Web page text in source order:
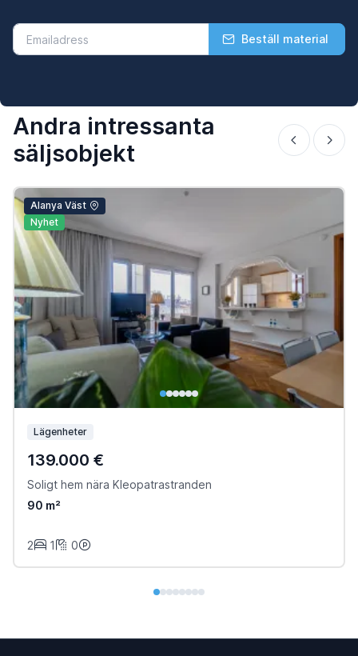
Beställ material
Andra intressanta
säljsobjekt
Alanya Väst
Nyhet
Lägenheter
139.000 €
Soligt hem nära Kleopatrastranden
90 m²
2 1 0